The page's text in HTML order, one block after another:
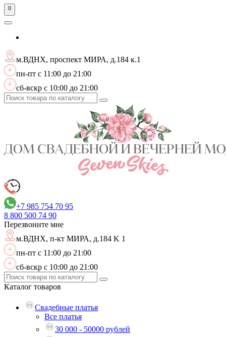
0
м.ВДНХ, проспект МИРА, д.184 к.1
пн-пт с 11:00 до 21:00
сб-вскр с 10:00 до 21:00
+7 985 754 70 95
8 800 500 74 90
Перезвоните мне
м.ВДНХ, п-кт МИРА, д.184 K 1
пн-пт с 11:00 до 21:00
сб-вскр с 10:00 до 21:00
Каталог товаров
Свадебные платья
Все платья
30 000 - 50000 рублей